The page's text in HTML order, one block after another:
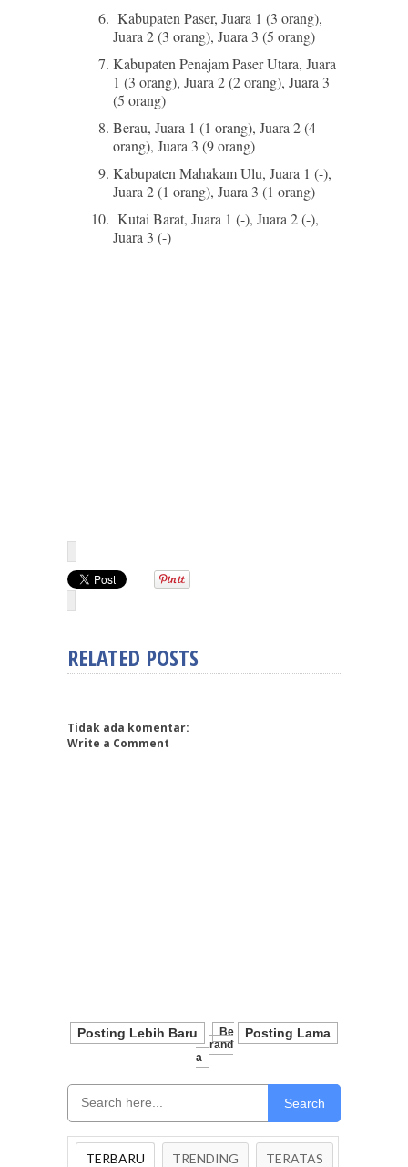
Kabupaten Paser, Juara 1 (3 orang),
Juara 2 (3 orang), Juara 3 (5 orang)
Kabupaten Penajam Paser Utara, Juara
1 (3 orang), Juara 2 (2 orang), Juara 3
(5 orang)
Berau, Juara 1 (1 orang), Juara 2 (4
orang), Juara 3 (9 orang)
Kabupaten Mahakam Ulu, Juara 1 (-),
Juara 2 (1 orang), Juara 3 (1 orang)
Kutai Barat, Juara 1 (-), Juara 2 (-),
Juara 3 (-)
RELATED POSTS
Tidak ada komentar:
Write a Comment
Posting Lebih Baru Posting Lama
Be
Rand
A
Search
TERBARU TRENDING TERATAS